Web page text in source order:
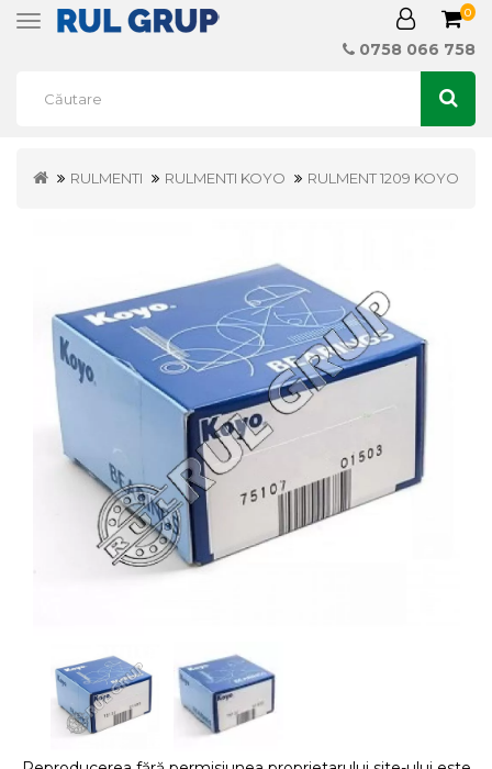
Toggle
0
0758 066 758
RULMENTI RULMENTI KOYO RULMENT 1209 KOYO